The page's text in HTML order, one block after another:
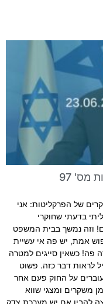
של הפרקליטות: אני
בדעתי שחוקרי
וזה נמשך בבית המשפט
אמת, יש פה אי עשיית
פה! כשאין סייגים למטרה
לראות דבר כזה. פשוט
על החוק פעם אחר
משקרים ומצגי שווא